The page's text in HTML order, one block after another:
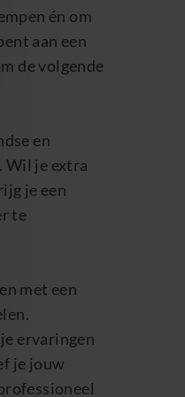
én om
aan een
de volgende
en
Wil je extra
je een
te
met een
.
ervaringen
je jouw